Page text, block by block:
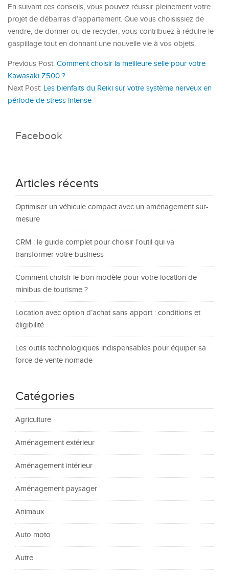
En suivant ces conseils, vous pouvez réussir pleinement votre
projet de débarras d’appartement. Que vous choisissiez de
vendre, de donner ou de recycler, vous contribuez à réduire le
gaspillage tout en donnant une nouvelle vie à vos objets.
Previous Post: Comment choisir la meilleure selle pour votre
Kawasaki Z500 ?
Next Post: Les bienfaits du Reiki sur votre système nerveux en
période de stress intense
Facebook
Articles récents
Optimiser un véhicule compact avec un aménagement sur-
mesure
CRM : le guide complet pour choisir l’outil qui va
transformer votre business
Comment choisir le bon modèle pour votre location de
minibus de tourisme ?
Location avec option d’achat sans apport : conditions et
éligibilité
Les outils technologiques indispensables pour équiper sa
force de vente nomade
Catégories
Agriculture
Aménagement extérieur
Aménagement intérieur
Aménagement paysager
Animaux
Auto moto
Autre